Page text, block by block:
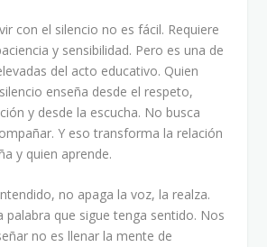
con el silencio no es fácil. Requiere
y sensibilidad. Pero es una de
del acto educativo. Quien
enseña desde el respeto,
y desde la escucha. No busca
Y eso transforma la relación
y quien aprende.
no apaga la voz, la realza.
palabra que sigue tenga sentido. Nos
no es llenar la mente de